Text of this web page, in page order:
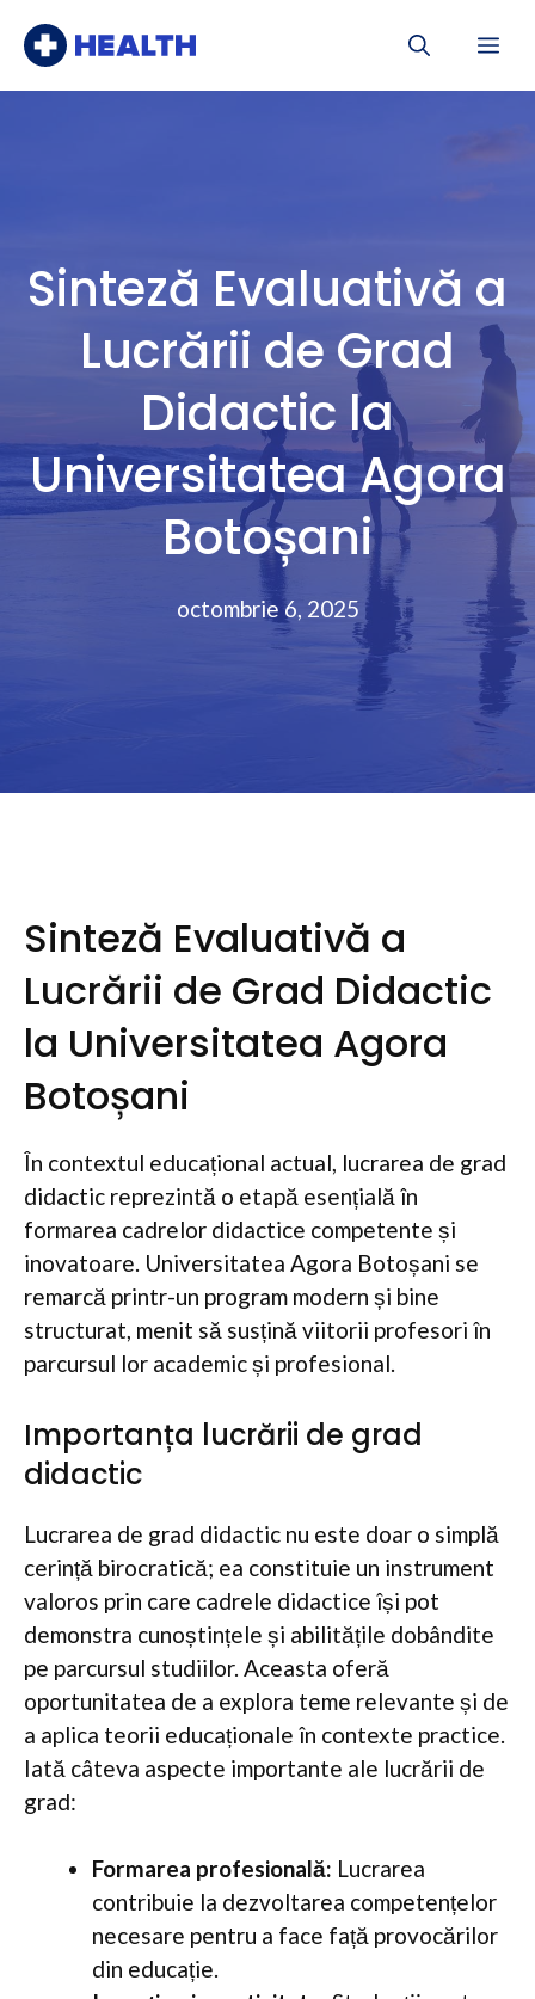
Sinteză Evaluativă a
Lucrării de Grad
Didactic la
Universitatea Agora
Botoșani
octombrie 6, 2025
Sinteză Evaluativă a
Lucrării de Grad Didactic
la Universitatea Agora
Botoșani
În contextul educațional actual, lucrarea de grad
didactic reprezintă o etapă esențială în
formarea cadrelor didactice competente și
inovatoare. Universitatea Agora Botoșani se
remarcă printr-un program modern și bine
structurat, menit să susțină viitorii profesori în
parcursul lor academic și profesional.
Importanța lucrării de grad
didactic
Lucrarea de grad didactic nu este doar o simplă
cerință birocratică; ea constituie un instrument
valoros prin care cadrele didactice își pot
demonstra cunoștințele și abilitățile dobândite
pe parcursul studiilor. Aceasta oferă
oportunitatea de a explora teme relevante și de
a aplica teorii educaționale în contexte practice.
Iată câteva aspecte importante ale lucrării de
grad:
Formarea profesională: Lucrarea
contribuie la dezvoltarea competențelor
necesare pentru a face față provocărilor
din educație.